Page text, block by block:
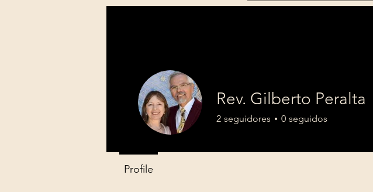
Rev. Gilberto Peralta
2 seguidores 0 seguidos
Profile